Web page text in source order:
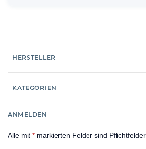
HERSTELLER
KATEGORIEN
ANMELDEN
Alle mit * markierten Felder sind Pflichtfelder.